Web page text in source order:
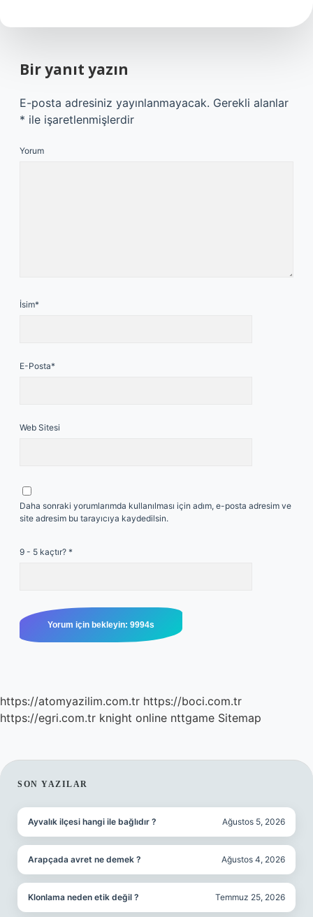
Bir yanıt yazın
E-posta adresiniz yayınlanmayacak. Gerekli alanlar
* ile işaretlenmişlerdir
Yorum
İsim*
E-Posta*
Web Sitesi
Daha sonraki yorumlarımda kullanılması için adım, e-posta adresim ve
site adresim bu tarayıcıya kaydedilsin.
9 - 5 kaçtır? *
https://atomyazilim.com.tr https://boci.com.tr
https://egri.com.tr knight online nttgame Sitemap
SIDEBAR
SON YAZILAR
Ayvalık ilçesi hangi ile bağlıdır ? Ağustos 5, 2026
Arapçada avret ne demek ? Ağustos 4, 2026
Klonlama neden etik değil ? Temmuz 25, 2026